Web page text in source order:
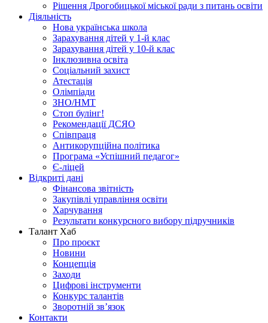
Рішення Дрогобицької міської ради з питань освіти
Діяльність
Нова українська школа
Зарахування дітей у 1-й клас
Зарахування дітей у 10-й клас
Інклюзивна освіта
Соціальний захист
Атестація
Олімпіади
ЗНО/НМТ
Стоп булінг!
Рекомендації ДСЯО
Співпраця
Антикорупційна політика
Програма «Успішний педагог»
Є-ліцей
Відкриті дані
Фінансова звітність
Закупівлі управління освіти
Харчування
Результати конкурсного вибору підручників
Талант Хаб
Про проєкт
Новини
Концепція
Заходи
Цифрові інструменти
Конкурс талантів
Зворотній зв’язок
Контакти